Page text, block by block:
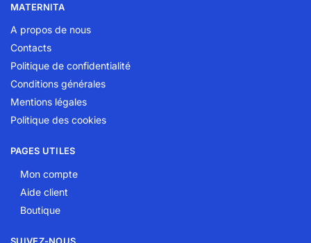
MATERNITA
A propos de nous
Contacts
Politique de confidentialité
Conditions générales
Mentions légales
Politique des cookies
PAGES UTILES
Mon compte
Aide client
Boutique
SUIVEZ-NOUS